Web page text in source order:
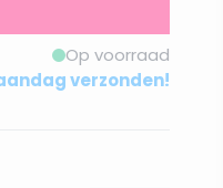
Op voorraad
verzonden!